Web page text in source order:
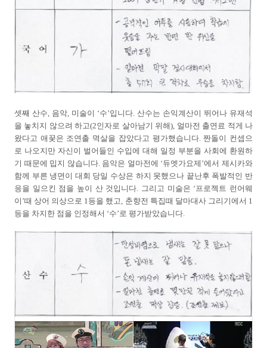
셋째 산수, 음악, 미술이 ‘수’입니다. 산수는 손익계산이 뛰어나 유재석
을 놓치지 않으려 하고(2인자로 살아남기 위해), 얼마전 출연료 적게 나
왔다고 애꿎은 조연출 멱살을 잡았다고 평가했습니다. 짠돌이 컨셉으
로 나오지만 자신이 벌어들인 수입에 대해 일정 부분을 사회에 환원하
기 때문에 밉지 않습니다. 음악은 얼마전에 ‘듀엣가요제’에서 제시카와
함께 부른 냉면이 대회 당일 수상은 하지 못했으나 끝난후 폭발적인 반
응을 일으킨 점을 높이 산 것입니다. 그리고 미술은 ‘프로젝트 런어웨
이’때 상어 의상으로 1등을 했고, 춘향전 특집때 달마대사 그리기에서 1
등을 차지한 점을 인정해서 ‘수’로 평가받았습니다.